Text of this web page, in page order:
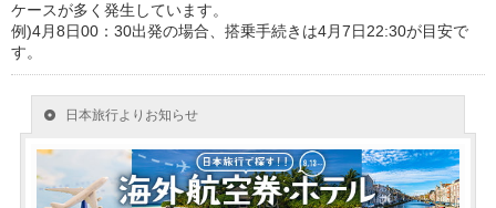
ケースが多く発生しています。
例)4月8日00：30出発の場合、搭乗手続きは4月7日22:30が目安で
す。